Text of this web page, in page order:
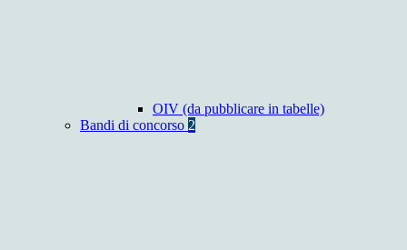
OIV (da pubblicare in tabelle)
Bandi di concorso 2